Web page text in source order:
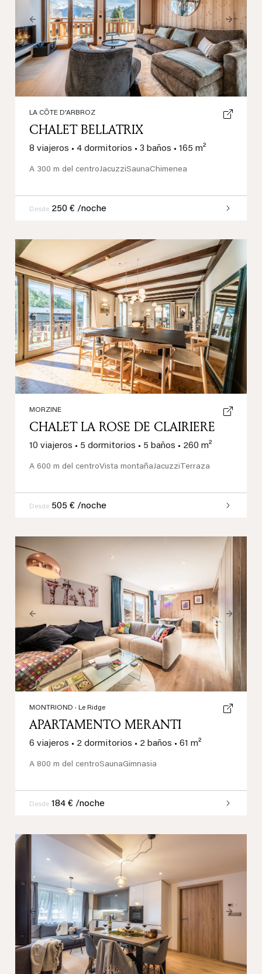
Previous Next
MONTRIOND · Le Ridge
APARTAMENTO MERANTI
6 viajeros • 2 dormitorios • 2 baños • 61 m²
A 800 m del centroSaunaGimnasia
Desde 184 € /noche
Previous Next
Previous Next
LA CÔTE D'ARBROZ
CHALET BELLATRIX
8 viajeros • 4 dormitorios • 3 baños • 165 m²
A 300 m del centroJacuzziSaunaChimenea
Desde 250 € /noche
Previous Next
MORZINE
CHALET LA ROSE DE CLAIRIERE
10 viajeros • 5 dormitorios • 5 baños • 260 m²
A 600 m del centroVista montañaJacuzzi Terraza
Desde 505 € /noche